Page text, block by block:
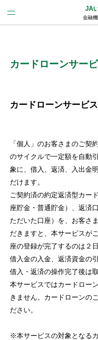
JA
金融
(法人JA
メリット
機能・サービス
使い方
カードローンサー
カードローンサービ
「個人」のお客さまのご契
のサイクルで一定額を自動
象に、借入、返済、入出金
だけます。
ご契約済の約定返済型カー
座貯金・普通貯金）、返済
ただいた口座）を、お客さ
だきますと、本サービスが
座の登録が完了するのは２
借入金の入金、返済資金の
借入・返済の操作完了後は
本サービスではカードロー
きません。カードローンの
ださい。
※本サービスの対象となる